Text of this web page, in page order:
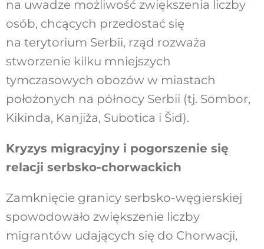
na uwadze możliwość zwiększenia liczby
osób, chcących przedostać się
na terytorium Serbii, rząd rozważa
stworzenie kilku mniejszych
tymczasowych obozów w miastach
położonych na północy Serbii (tj. Sombor,
Kikinda, Kanjiža, Subotica i Šid).
Kryzys migracyjny i pogorszenie się
relacji serbsko-chorwackich
Zamknięcie granicy serbsko-węgierskiej
spowodowało zwiększenie liczby
migrantów udających się do Chorwacji,